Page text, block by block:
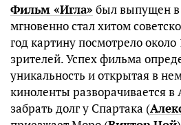
Фильм «Игла» был выпущен в
мгновенно стал хитом
год картину посмотрело
зрителей. Успех фильма
уникальность и открытая в
киноленты разворачивается в
забрать долг у Спартака (